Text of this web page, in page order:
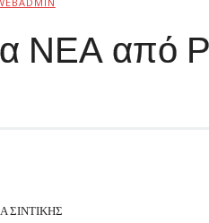
ΝΕΑ από
ΣΙΝΤΙΚΗΣ